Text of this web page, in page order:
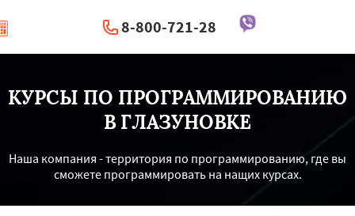
8-800-721-28
| Перезвоните мне
КУРСЫ ПО ПРОГРАММИРОВАНИЮ
В ГЛАЗУНОВКЕ
Наша компания - территория по программированию, где вы
сможете программировать на нащих курсах.